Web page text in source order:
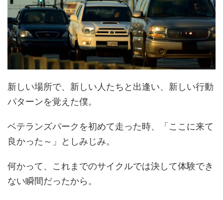
新しい場所で、新しい人たちと出逢い、新しい行動
パターンを覚えた僕。
ベテランズパークを初めて走った時、「ここに来て
良かった～」としみじみ。
何かって、これまでのサイクルでは決して体験でき
ない瞬間だったから。